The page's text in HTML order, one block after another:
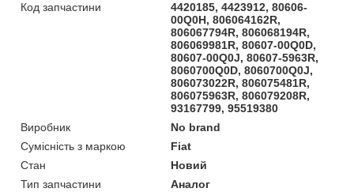
Код запчастини
4420185, 4423912, 80606-
00Q0H, 806064162R,
806067794R, 806068194R,
806069981R, 80607-00Q0D,
80607-00Q0J, 80607-5963R,
8060700Q0D, 8060700Q0J,
806073022R, 806075481R,
806075963R, 806079208R,
93167799, 95519380
Виробник
No brand
Сумісність з маркою
Fiat
Стан
Новий
Тип запчастини
Аналог